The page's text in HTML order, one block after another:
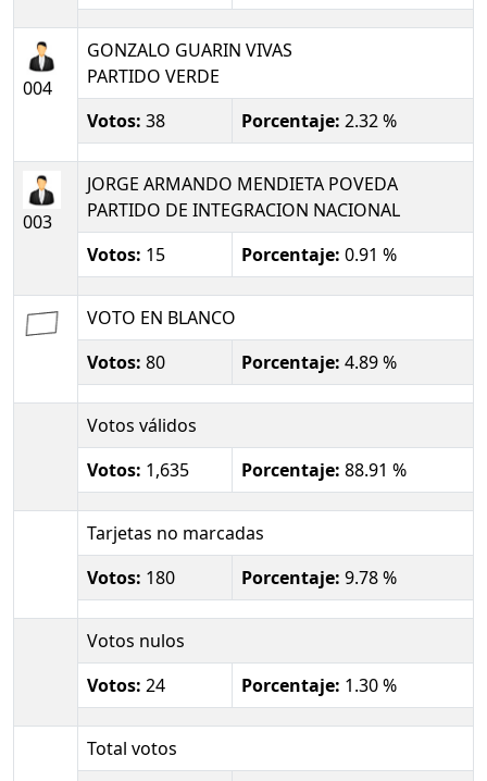
004
GONZALO GUARIN VIVAS
PARTIDO VERDE
Votos: 38 Porcentaje: 2.32 %
003
JORGE ARMANDO MENDIETA POVEDA
PARTIDO DE INTEGRACION NACIONAL
Votos: 15 Porcentaje: 0.91 %
VOTO EN BLANCO
Votos: 80 Porcentaje: 4.89 %
Votos válidos
Votos: 1,635 Porcentaje: 88.91 %
Tarjetas no marcadas
Votos: 180 Porcentaje: 9.78 %
Votos nulos
Votos: 24 Porcentaje: 1.30 %
Total votos